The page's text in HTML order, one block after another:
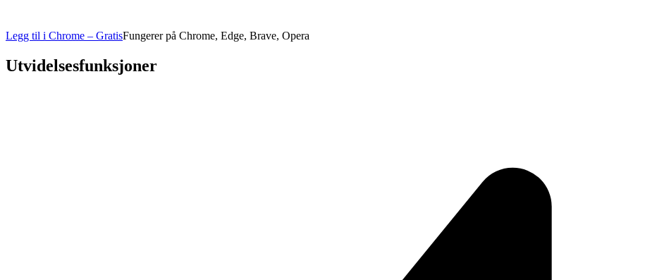
Legg til i Chrome – GratisFungerer på Chrome, Edge, Brave, Opera
Utvidelsesfunksjoner